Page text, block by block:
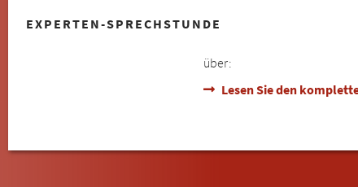
EXPERTEN-SPRECHSTUNDE
über:
Lesen Sie den